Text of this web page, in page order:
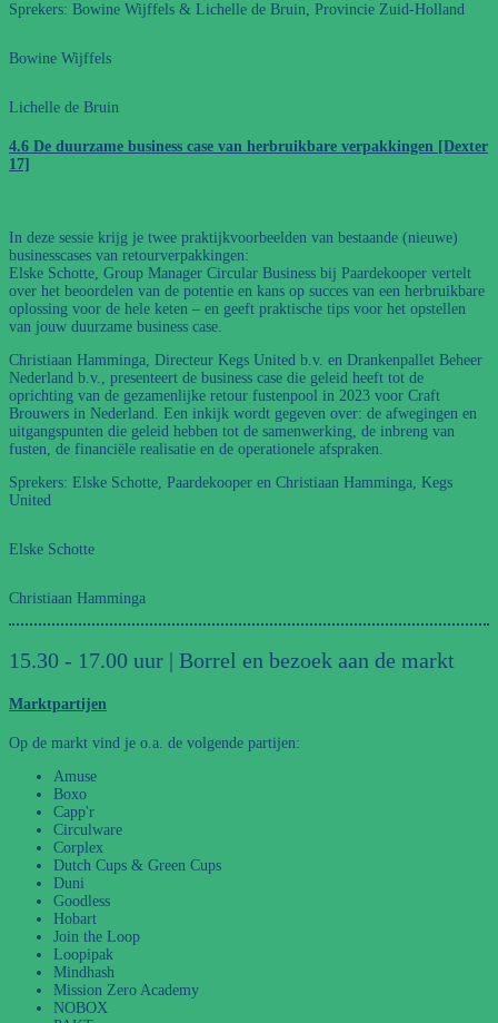
Sprekers: Bowine Wijffels & Lichelle de Bruin, Provincie Zuid-Holland
Bowine Wijffels
Lichelle de Bruin
4.6 De duurzame business case van herbruikbare verpakkingen [Dexter
17]
In deze sessie krijg je twee praktijkvoorbeelden van bestaande (nieuwe)
businesscases van retourverpakkingen:
Elske Schotte, Group Manager Circular Business bij Paardekooper vertelt
over het beoordelen van de potentie en kans op succes van een herbruikbare
oplossing voor de hele keten – en geeft praktische tips voor het opstellen
van jouw duurzame business case.
Christiaan Hamminga, Directeur Kegs United b.v. en Drankenpallet Beheer
Nederland b.v., presenteert de business case die geleid heeft tot de
oprichting van de gezamenlijke retour fustenpool in 2023 voor Craft
Brouwers in Nederland. Een inkijk wordt gegeven over: de afwegingen en
uitgangspunten die geleid hebben tot de samenwerking, de inbreng van
fusten, de financiële realisatie en de operationele afspraken.
Sprekers: Elske Schotte, Paardekooper en Christiaan Hamminga, Kegs
United
Elske Schotte
Christiaan Hamminga
15.30 - 17.00 uur | Borrel en bezoek aan de markt
Marktpartijen
Op de markt vind je o.a. de volgende partijen:
Amuse
Boxo
Capp'r
Circulware
Corplex
Dutch Cups & Green Cups
Duni
Goodless
Hobart
Join the Loop
Loopipak
Mindhash
Mission Zero Academy
NOBOX